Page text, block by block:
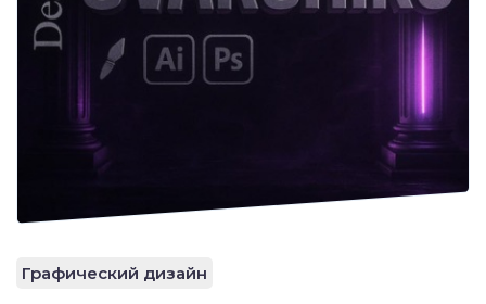
Графический дизайн